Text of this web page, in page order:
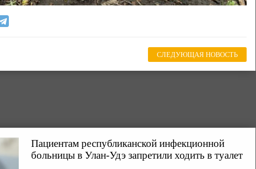
СЛЕДУЮЩАЯ НОВОСТЬ
Пациентам республиканской инфекционной
больницы в Улан-Удэ запретили ходить в туалет